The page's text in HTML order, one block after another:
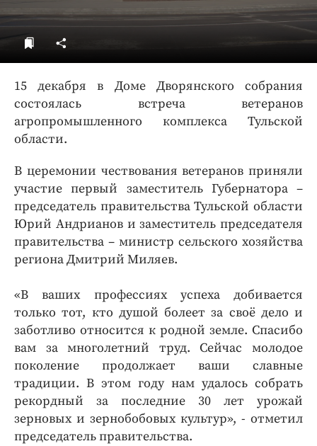
15 декабря в Доме Дворянского собрания
состоялась встреча ветеранов
агропромышленного комплекса Тульской
области.
В церемонии чествования ветеранов приняли
участие первый заместитель Губернатора –
председатель правительства Тульской области
Юрий Андрианов и заместитель председателя
правительства – министр сельского хозяйства
региона Дмитрий Миляев.
«В ваших профессиях успеха добивается
только тот, кто душой болеет за своё дело и
заботливо относится к родной земле. Спасибо
вам за многолетний труд. Сейчас молодое
поколение продолжает ваши славные
традиции. В этом году нам удалось собрать
рекордный за последние 30 лет урожай
зерновых и зернобобовых культур», - отметил
председатель правительства.